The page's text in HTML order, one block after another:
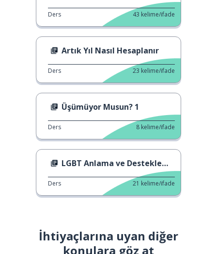
Ders 43 kelime/ifade
Artık Yıl Nasıl Hesaplanır
Ders 23 kelime/ifade
Üşümüyor Musun? 1
Ders 8 kelime/ifade
LGBT Anlama ve Destekleme Yasası
Ders 21 kelime/ifade
İhtiyaçlarına uyan diğer
konulara göz at